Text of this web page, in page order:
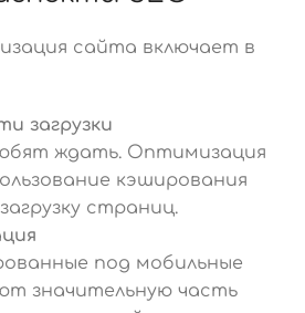
сайта включает в
загрузки
ждать. Оптимизация
кэширования
страниц.
под мобильные
значительную часть